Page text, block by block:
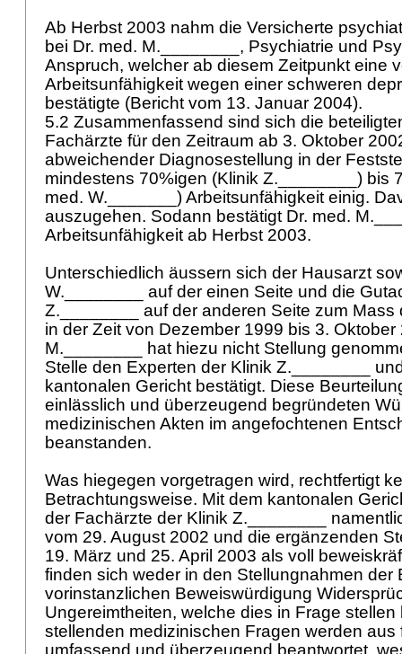
Ab Herbst 2003 nahm die Versicherte
bei Dr. med. M.________, Psychiatrie und
Anspruch, welcher ab diesem Zeitpunkt eine
Arbeitsunfähigkeit wegen einer schweren
bestätigte (Bericht vom 13. Januar 2004).
5.2 Zusammenfassend sind sich die
Fachärzte für den Zeitraum ab 3. Oktober
abweichender Diagnosestellung in der
mindestens 70%igen (Klinik Z.________) bis
med. W._______) Arbeitsunfähigkeit einig.
auszugehen. Sodann bestätigt Dr. med.
Arbeitsunfähigkeit ab Herbst 2003.
Unterschiedlich äussern sich der Hausarzt
W.________ auf der einen Seite und die
Z.________ auf der anderen Seite zum Mass
in der Zeit von Dezember 1999 bis 3. Oktober
M.________ hat hiezu nicht Stellung
Stelle den Experten der Klinik Z.________
kantonalen Gericht bestätigt. Diese
einlässlich und überzeugend begründeten
medizinischen Akten im angefochtenen
beanstanden.
Was hiegegen vorgetragen wird, rechtfertigt
Betrachtungsweise. Mit dem kantonalen
der Fachärzte der Klinik Z.________
vom 29. August 2002 und die ergänzenden
19. März und 25. April 2003 als voll
finden sich weder in den Stellungnahmen der
vorinstanzlichen Beweiswürdigung
Ungereimtheiten, welche dies in Frage
stellenden medizinischen Fragen werden aus
umfassend und überzeugend beantwortet,